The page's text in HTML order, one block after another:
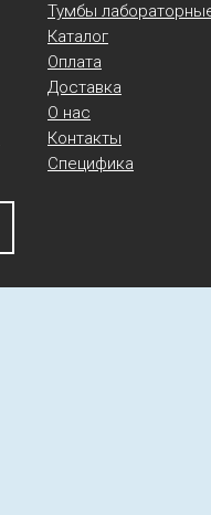
Тумбы
Каталог
Оплата
Доставка
О нас
Контакты
Специфика